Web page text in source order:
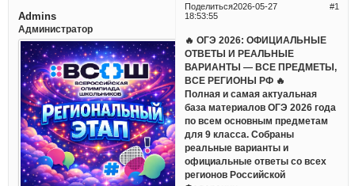
Поделиться 1
2026-05-27
18:53:55
Admins
Администратор
🔥 ОГЭ 2026: ОФИЦИАЛЬНЫЕ
ОТВЕТЫ И РЕАЛЬНЫЕ
ВАРИАНТЫ — ВСЕ ПРЕДМЕТЫ,
ВСЕ РЕГИОНЫ РФ 🔥
Полная и самая актуальная
база материалов ОГЭ 2026 года
по всем основным предметам
для 9 класса. Собраны
реальные варианты и
официальные ответы со всех
регионов Российской